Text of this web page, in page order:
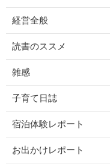
経営全般
読書のススメ
雑感
子育て日誌
宿泊体験レポート
お出かけレポート